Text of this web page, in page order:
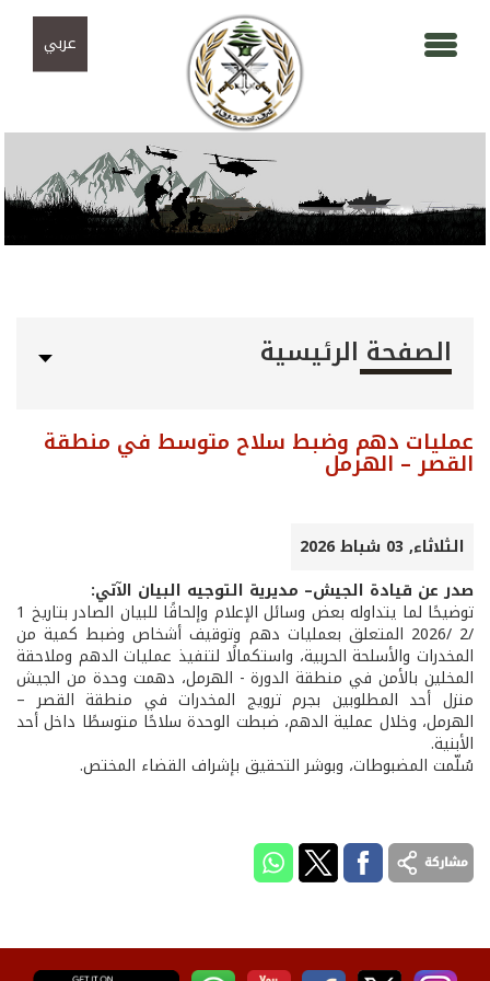
عربي
الصفحة الرئيسية
عمليات دهم وضبط سلاح متوسط في منطقة
القصر – الهرمل
الثلاثاء, 03 شباط 2026
صدر عن قيادة الجيش– مديرية التوجيه البيان الآتي:
توضيحًا لما يتداوله بعض وسائل الإعلام وإلحاقًا للبيان الصادر بتاريخ 1
/2 /2026 المتعلق بعمليات دهم وتوقيف أشخاص وضبط كمية من
المخدرات والأسلحة الحربية، واستكمالًا لتنفيذ عمليات الدهم وملاحقة
المخلين بالأمن في منطقة الدورة - الهرمل، دهمت وحدة من الجيش
منزل أحد المطلوبين بجرم ترويج المخدرات في منطقة القصر –
الهرمل، وخلال عملية الدهم، ضبطت الوحدة سلاحًا متوسطًا داخل أحد
الأبنية.
سُلّمت المضبوطات، وبوشر التحقيق بإشراف القضاء المختص.